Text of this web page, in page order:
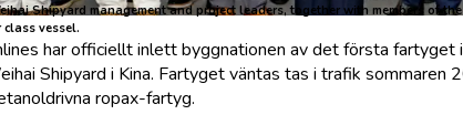
Shipyard management and project leaders, together with members of
vessel.
har officiellt inlett byggnationen av det första fartyget
Shipyard i Kina. Fartyget väntas tas i trafik
ropax-fartyg.